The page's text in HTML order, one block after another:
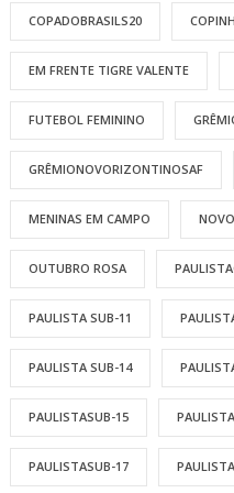
COPADOBRASILS20
EM FRENTE TIGRE VALENTE
FUTEBOL FEMININO
GRÊMIONOVORIZONTINOSAF
MENINAS EM CAMPO
OUTUBRO ROSA
PAULISTA SUB-11
PAULISTA SUB-14
PAULISTASUB-15
PAULISTASUB-17